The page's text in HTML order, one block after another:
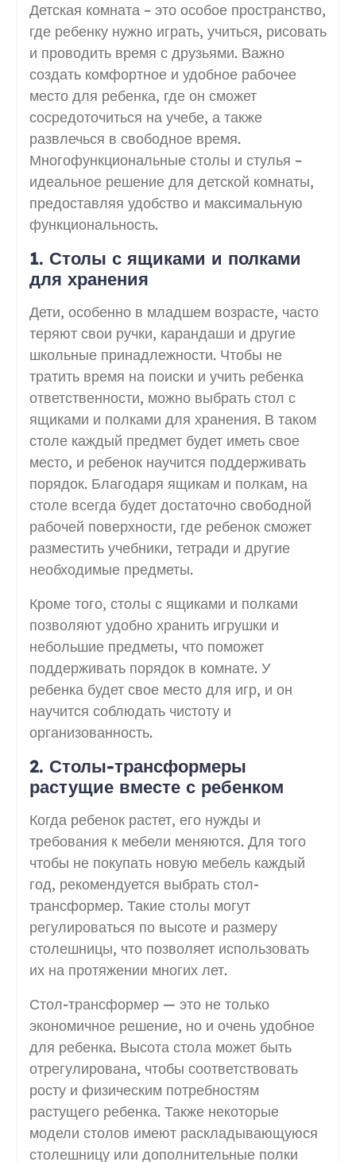
Детская комната – это особое пространство,
где ребенку нужно играть, учиться, рисовать
и проводить время с друзьями. Важно
создать комфортное и удобное рабочее
место для ребенка, где он сможет
сосредоточиться на учебе, а также
развлечься в свободное время.
Многофункциональные столы и стулья –
идеальное решение для детской комнаты,
предоставляя удобство и максимальную
функциональность.
1. Столы с ящиками и полками
для хранения
Дети, особенно в младшем возрасте, часто
теряют свои ручки, карандаши и другие
школьные принадлежности. Чтобы не
тратить время на поиски и учить ребенка
ответственности, можно выбрать стол с
ящиками и полками для хранения. В таком
столе каждый предмет будет иметь свое
место, и ребенок научится поддерживать
порядок. Благодаря ящикам и полкам, на
столе всегда будет достаточно свободной
рабочей поверхности, где ребенок сможет
разместить учебники, тетради и другие
необходимые предметы.
Кроме того, столы с ящиками и полками
позволяют удобно хранить игрушки и
небольшие предметы, что поможет
поддерживать порядок в комнате. У
ребенка будет свое место для игр, и он
научится соблюдать чистоту и
организованность.
2. Столы-трансформеры
растущие вместе с ребенком
Когда ребенок растет, его нужды и
требования к мебели меняются. Для того
чтобы не покупать новую мебель каждый
год, рекомендуется выбрать стол-
трансформер. Такие столы могут
регулироваться по высоте и размеру
столешницы, что позволяет использовать
их на протяжении многих лет.
Стол-трансформер — это не только
экономичное решение, но и очень удобное
для ребенка. Высота стола может быть
отрегулирована, чтобы соответствовать
росту и физическим потребностям
растущего ребенка. Также некоторые
модели столов имеют раскладывающуюся
столешницу или дополнительные полки